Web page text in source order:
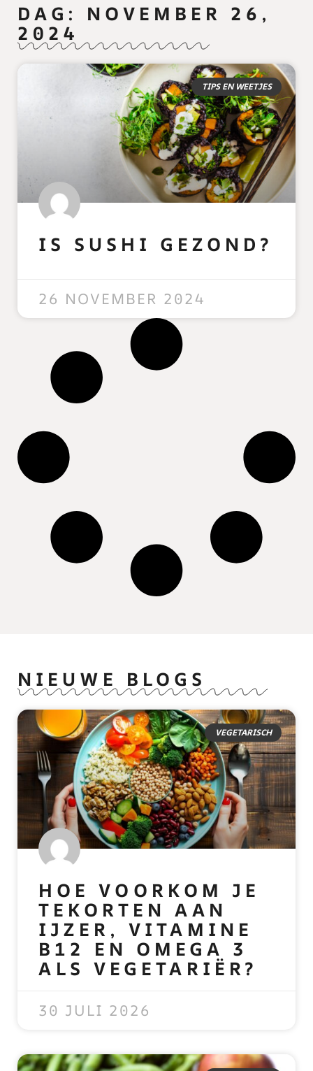
DAG: NOVEMBER 26,
2024
TIPS EN WEETJES
IS SUSHI GEZOND?
26 NOVEMBER 2024
NIEUWE BLOGS
VEGETARISCH
HOE VOORKOM JE
TEKORTEN AAN
IJZER, VITAMINE
B12 EN OMEGA 3
ALS VEGETARIËR?
30 JULI 2026